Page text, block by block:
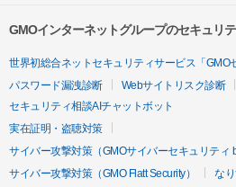
GMOインターネットグループのセキュリ
世界初総合ネットセキュリティサービス「GMO
パスワード漏洩診断
Webサイトリスク診断
セキュリティ相談AIチャットボット
実在証明・盗聴対策
サイバー攻撃対策（GMOサイバーセキュリティ
サイバー攻撃対策（GMO Flatt Security）
な